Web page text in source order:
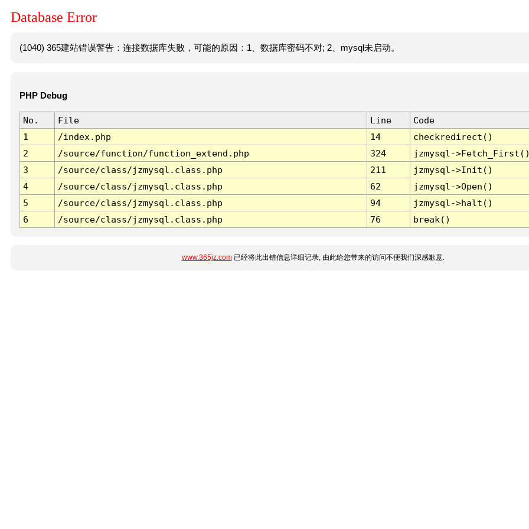
Database Error
(1040) 365建站错误警告：连接数据库失败，可能的原因：1、数据库密码不对; 2、mysql未启动。
PHP Debug
No. File Line
Code
1
/index.php 14
checkredirect()
2
/source/function/function_extend.php 324
jzmysql-
3
/source/class/jzmysql.class.php 211
jzmysql->Init()
4
/source/class/jzmysql.class.php 62
jzmysql->Open()
5
/source/class/jzmysql.class.php 94
jzmysql->halt()
6
/source/class/jzmysql.class.php 76 break()
www.365jz.com已经将此出错信息详细记录, 由此给您带来的访问不便我们深感歉意.